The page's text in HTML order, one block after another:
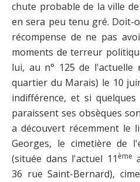
chute probable de la ville
en sera peu tenu gré. Doit-
récompense de ne pas
moments de terreur
lui, au n° 125 de l'actuelle
quartier du Marais) le 10
indifférence, et si
paraissent ses obsèques
a découvert récemment le
Georges, le cimetière de
(située dans l'actuel 11 ème
36 rue Saint-Bernard),